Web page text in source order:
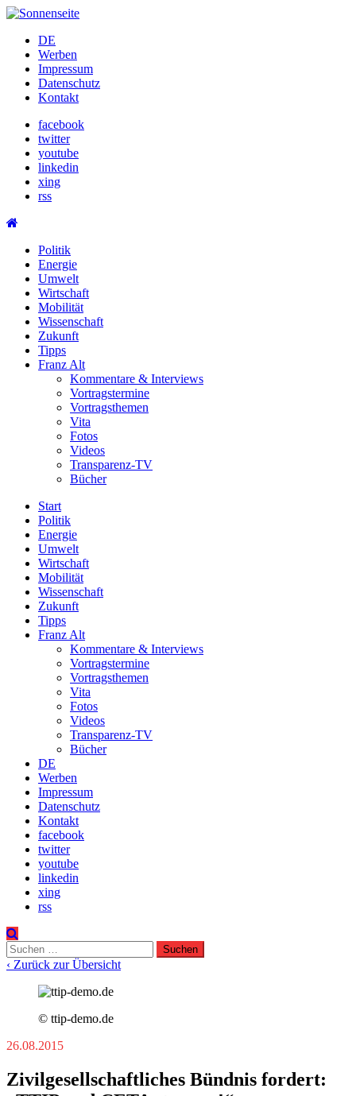
Skip
contentDE
Werben
Impressum
Datenschutz
Kontakt
facebook
twitter
youtube
linkedin
xing
rss
Politik
Energie
Umwelt
Wirtschaft
Mobilität
Wissenschaft
Zukunft
Tipps
Franz Alt
Kommentare & Interviews
Vortragstermine
Vortragsthemen
Vita
Fotos
Videos
Transparenz-TV
Bücher
Start
Politik
Energie
Umwelt
Wirtschaft
Mobilität
Wissenschaft
Zukunft
Tipps
Franz Alt
Kommentare & Interviews
Vortragstermine
Vortragsthemen
Vita
Fotos
Videos
Transparenz-TV
Bücher
DE
Werben
Impressum
Datenschutz
Kontakt
facebook
twitter
youtube
linkedin
xing
rss
Suchen
nach:
‹ Zurück zur Übersicht
© ttip-demo.de
26.08.2015
Zivilgesellschaftliches Bündnis fordert: